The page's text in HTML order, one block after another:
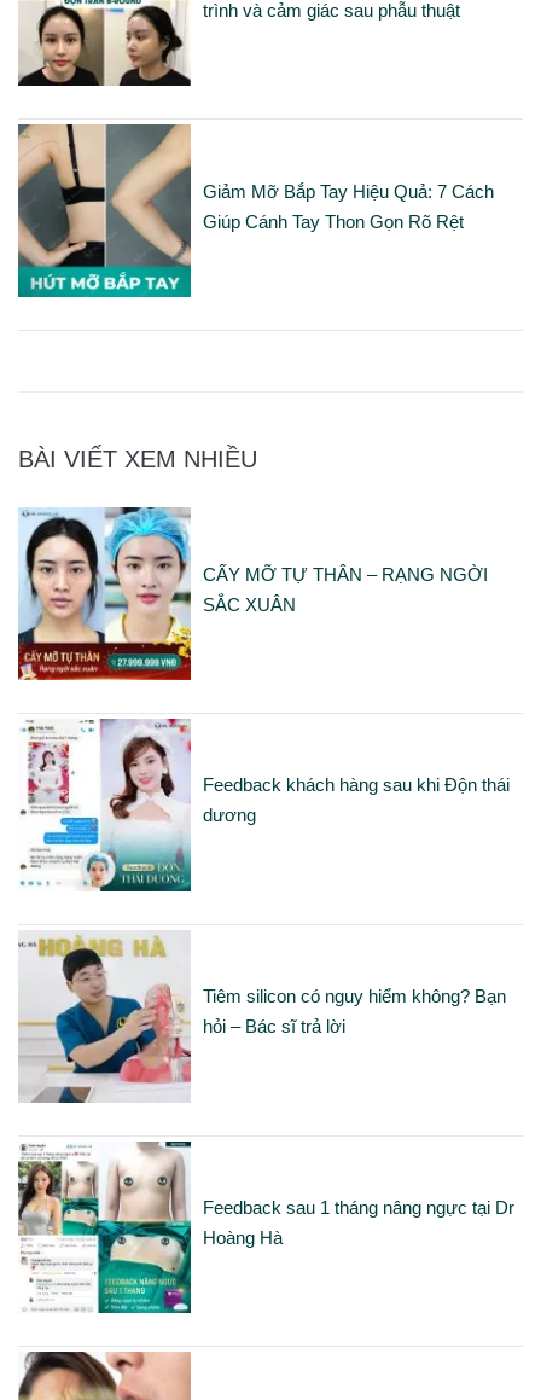
trình và cảm giác sau phẫu thuật
Giảm Mỡ Bắp Tay Hiệu Quả: 7 Cách
Giúp Cánh Tay Thon Gọn Rõ Rệt
BÀI VIẾT XEM NHIỀU
CẤY MỠ TỰ THÂN – RẠNG NGỜI
SẮC XUÂN
Feedback khách hàng sau khi Độn thái
dương
Tiêm silicon có nguy hiểm không? Bạn
hỏi – Bác sĩ trả lời
Feedback sau 1 tháng nâng ngực tại Dr
Hoàng Hà